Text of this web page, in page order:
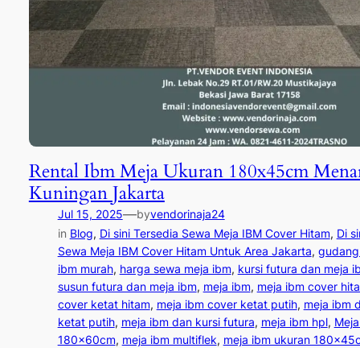
Rental Ibm Meja Ukuran 180x45cm
Kuningan Jakarta
Jul 15, 2025—byvendorinaja24
in Blog, Di sini Tersedia Sewa Meja IBM Cover Hitam, Di
Sewa Meja IBM Cover Hitam Untuk Area Jakarta,
ibm murah, harga sewa meja ibm, kursi futura dan meja
susun futura dan meja ibm, meja ibm, meja ibm cover
cover ketat hitam, meja ibm cover ketat putih, meja ibm
ketat putih, meja ibm dan kursi futura, meja ibm hpl,
180x60cm, meja ibm multiflek, meja ibm ukuran